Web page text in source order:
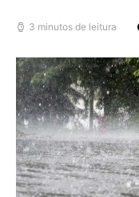
3 minutos de leitura